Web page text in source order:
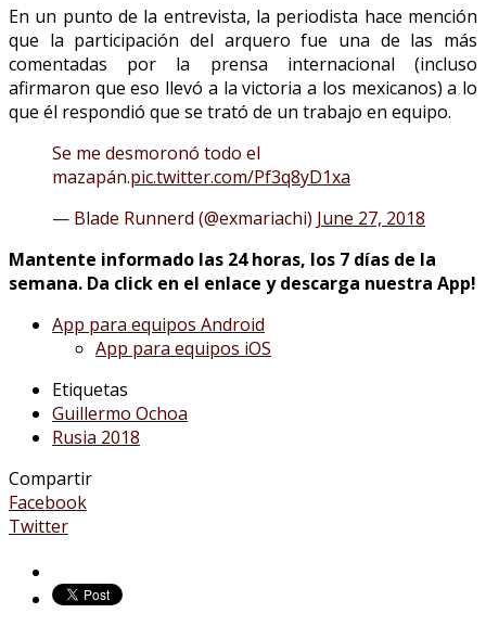
En un punto de la entrevista, la periodista hace mención
que la participación del arquero fue una de las más
comentadas por la prensa internacional (incluso
afirmaron que eso llevó a la victoria a los mexicanos) a lo
que él respondió que se trató de un trabajo en equipo.
Se me desmoronó todo el
mazapán.pic.twitter.com/Pf3q8yD1xa
— Blade Runnerd (@exmariachi) June 27, 2018
Mantente informado las 24 horas, los 7 días de la
semana. Da click en el enlace y descarga nuestra App!
App para equipos Android
App para equipos iOS
Etiquetas
Guillermo Ochoa
Rusia 2018
Compartir
Facebook
Twitter